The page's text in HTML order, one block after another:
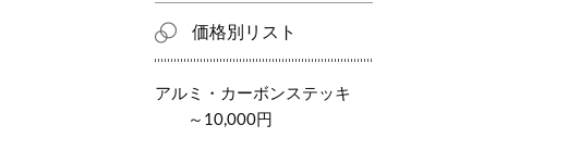
価格別リスト
アルミ・カーボンステッキ
～10,000円